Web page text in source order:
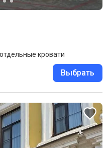
кровати
Выбрать